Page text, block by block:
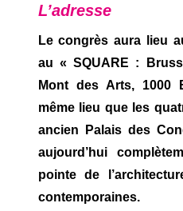
L’adresse
Le congrès aura lieu
au « SQUARE :
Mont des Arts, 1000
même lieu que les
ancien Palais des
aujourd’hui
pointe de
contemporaines.